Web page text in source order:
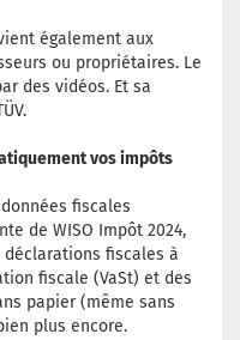
également aux
ou propriétaires. Le
des vidéos. Et sa
vos impôts
fiscales
de WISO Impôt 2024,
fiscales à
fiscale (VaSt) et des
papier (même sans
plus encore.